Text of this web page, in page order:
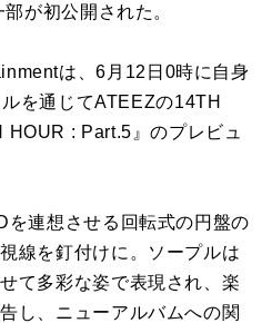
が初公開された。
は、6月12日0時に自身
を通じてATEEZの14TH
: Part.5』のプレビュ
を連想させる回転式の円盤の
線を釘付けに。ソープルは
て多彩な姿で表現され、楽
し、ニューアルバムへの関